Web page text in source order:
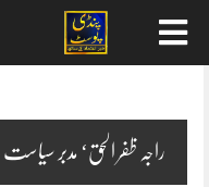
راجہ ظفر الحق‘ مدبر